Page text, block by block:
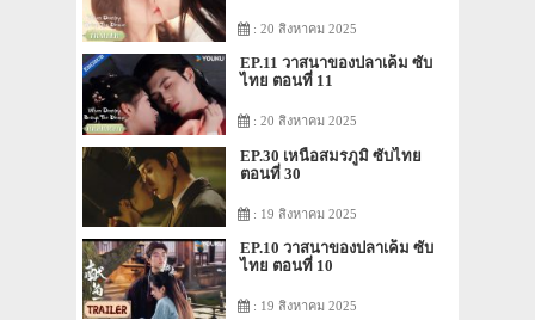
: 20 สิงหาคม 2025
EP.11 วาสนาของปลาเค็ม ซับ
ไทย ตอนที่ 11
: 20 สิงหาคม 2025
EP.30 เหนือสมรภูมิ ซับไทย
ตอนที่ 30
: 19 สิงหาคม 2025
EP.10 วาสนาของปลาเค็ม ซับ
ไทย ตอนที่ 10
: 19 สิงหาคม 2025